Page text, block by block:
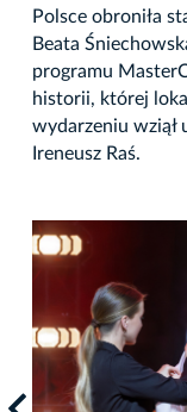
Polsce obroniła
Beata
programu
historii, której
wydarzeniu wziął
Ireneusz Raś.